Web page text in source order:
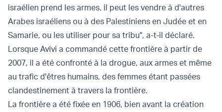
israélien prend les armes, il peut les vendre à d'autres
Arabes israéliens ou à des Palestiniens en Judée et en
Samarie, ou les utiliser pour sa tribu", a-t-il déclaré.
Lorsque Avivi a commandé cette frontière à partir de
2007, il a été confronté à la drogue, aux armes et même
au trafic d'êtres humains, des femmes étant passées
clandestinement à travers la frontière.
La frontière a été fixée en 1906, bien avant la création